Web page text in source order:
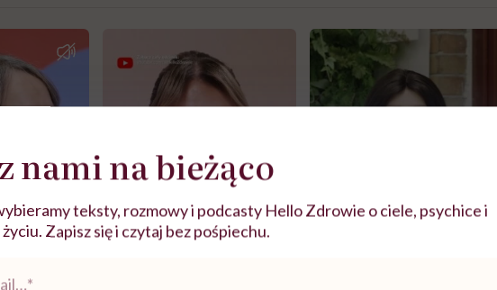
nami na bieżąco
teksty, rozmowy i podcasty Hello Zdrowie o ciele, psychice i
Zapisz się i czytaj bez pośpiechu.